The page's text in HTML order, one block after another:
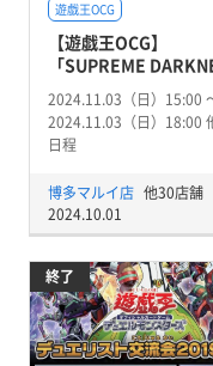
遊戯王OCG
【遊戯王OCG】
「SUPREME
2024.11.03（日）15:00
2024.11.03（日）18:00
日程
博多マルイ店 他30店舗
2024.10.01
終了